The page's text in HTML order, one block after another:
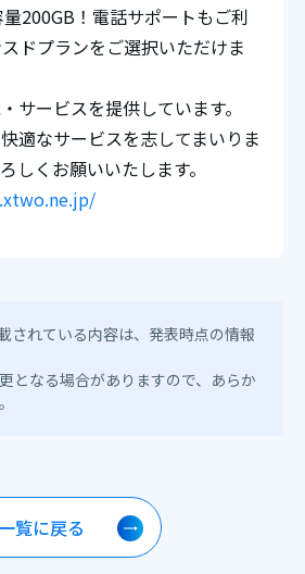
200GB！電話サポートもご利
ドプランをご選択いただけま
サービスを提供しています。
適なサービスを志してまいりま
しくお願いいたします。
されている内容は、発表時点の情報
となる場合がありますので、あらか
一覧に戻る